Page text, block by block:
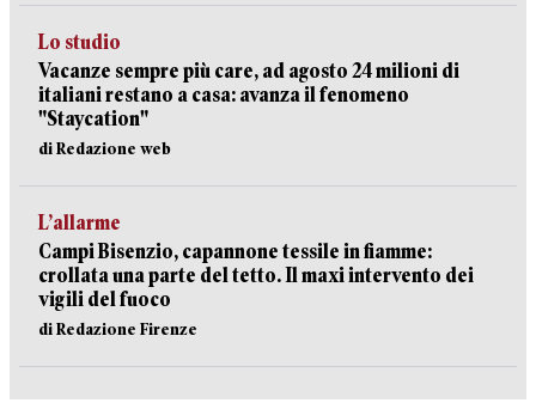
Lo studio
Vacanze sempre più care, ad agosto 24 milioni di
italiani restano a casa: avanza il fenomeno
"Staycation"
di Redazione web
L’allarme
Campi Bisenzio, capannone tessile in fiamme:
crollata una parte del tetto. Il maxi intervento dei
vigili del fuoco
di Redazione Firenze